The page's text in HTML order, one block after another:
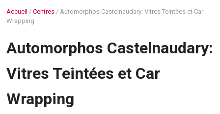
Accueil /Centres /Automorphos Castelnaudary: Vitres Teintées et Car
Wrapping
Automorphos Castelnaudary:
Vitres Teintées et Car
Wrapping